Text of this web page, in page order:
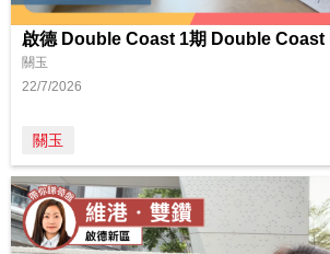
啟德 Double Coast 1期 Double Coast
關玉
22/7/2026
關玉